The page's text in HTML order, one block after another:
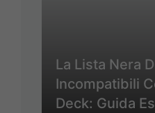
La Lista Nera
Incompatibili
Deck: Guida